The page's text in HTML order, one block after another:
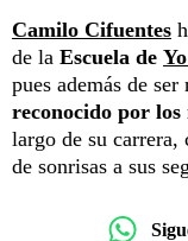
Camilo Cifuentes
de la Escuela de
pues además de
reconocido por los
largo de su carrera,
de sonrisas a sus